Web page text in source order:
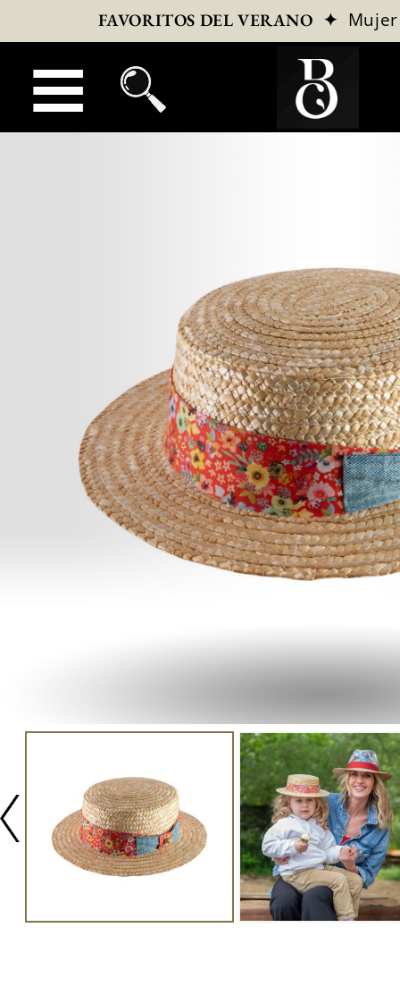
FAVORITOS DEL VERANO ✦ Mujer